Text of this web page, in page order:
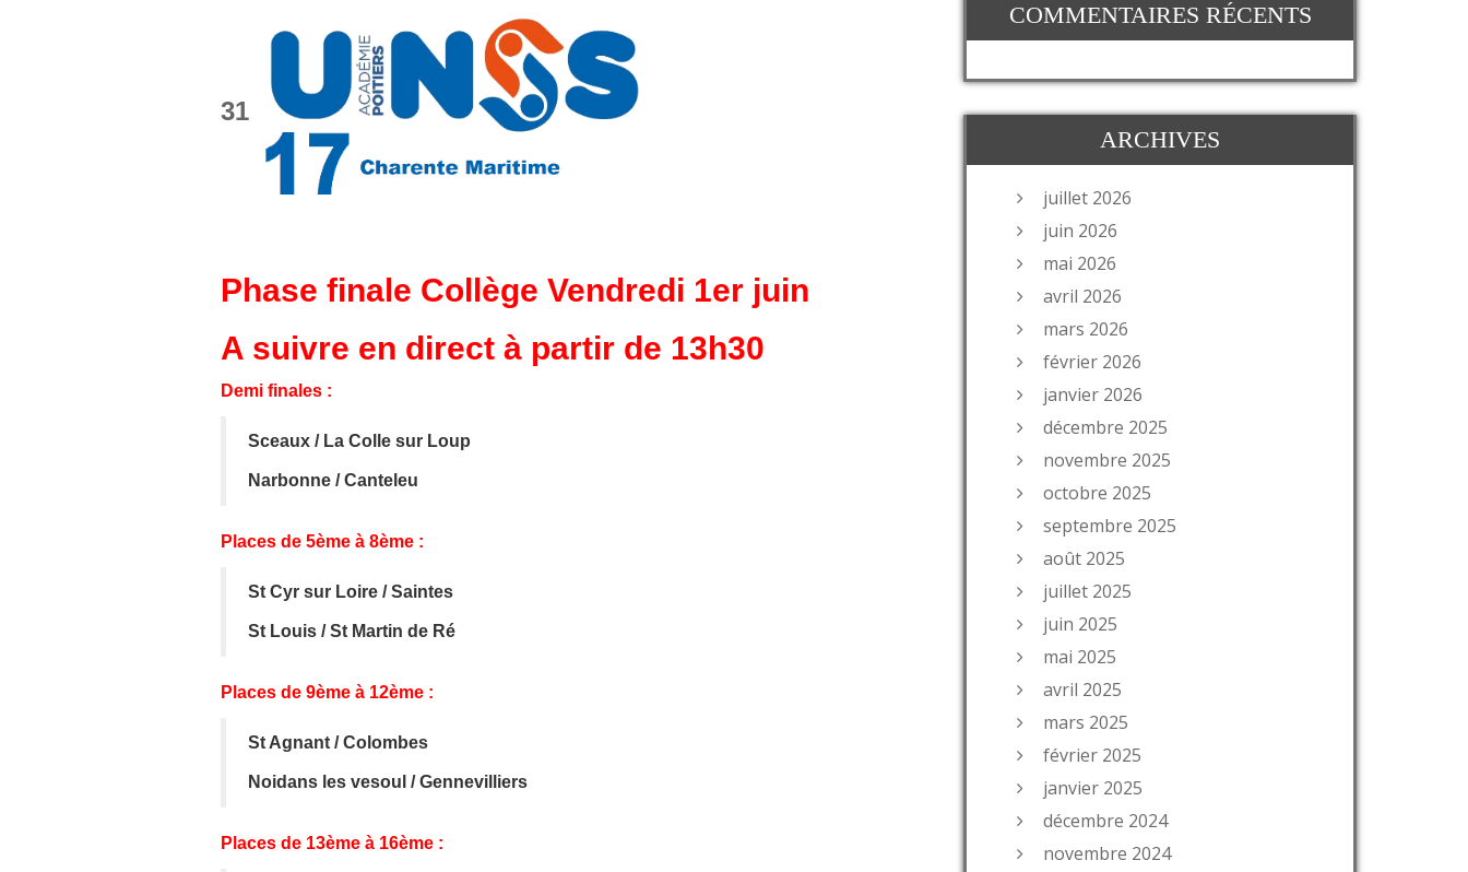
31
Phase finale Collège Vendredi 1er juin
A suivre en direct à partir de 13h30
Demi finales :
Sceaux / La Colle sur Loup
Narbonne / Canteleu
Places de 5ème à 8ème :
St Cyr sur Loire / Saintes
St Louis / St Martin de Ré
Places de 9ème à 12ème :
St Agnant / Colombes
Noidans les vesoul / Gennevilliers
Places de 13ème à 16ème :
COMMENTAIRES RÉCENTS
ARCHIVES
juillet 2026
juin 2026
mai 2026
avril 2026
mars 2026
février 2026
janvier 2026
décembre 2025
novembre 2025
octobre 2025
septembre 2025
août 2025
juillet 2025
juin 2025
mai 2025
avril 2025
mars 2025
février 2025
janvier 2025
décembre 2024
novembre 2024